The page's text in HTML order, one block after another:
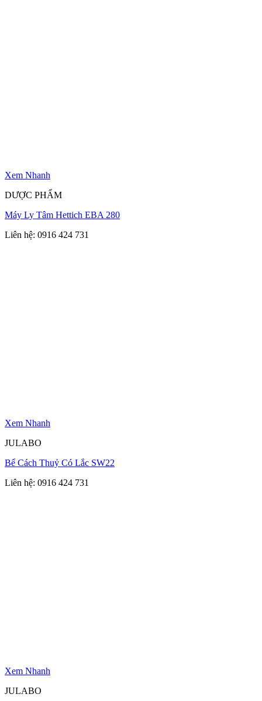
Xem Nhanh
DƯỢC PHẨM
Máy Ly Tâm Hettich EBA 280
Liên hệ: 0916 424 731
Xem Nhanh
JULABO
Bể Cách Thuỷ Có Lắc SW22
Liên hệ: 0916 424 731
Xem Nhanh
JULABO